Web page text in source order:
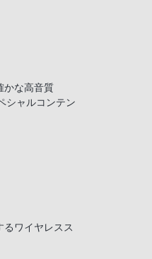
かな高音質
シャルコンテン
るワイヤレスス